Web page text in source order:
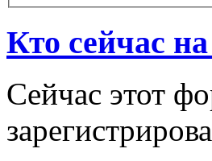
Кто сейчас
Сейчас этот